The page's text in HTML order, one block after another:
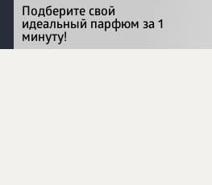
Перейти на сайт
Подберите свой
идеальный парфюм за 1
минуту!